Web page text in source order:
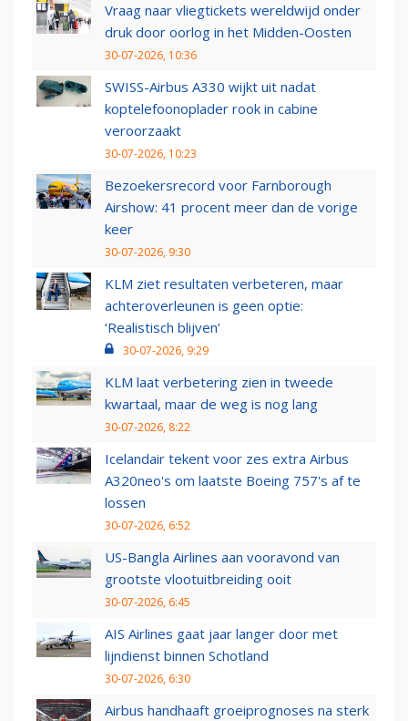
Vraag naar vliegtickets wereldwijd onder
druk door oorlog in het Midden-Oosten
30-07-2026, 10:36
SWISS-Airbus A330 wijkt uit nadat
koptelefoonoplader rook in cabine
veroorzaakt
30-07-2026, 10:23
Bezoekersrecord voor Farnborough
Airshow: 41 procent meer dan de vorige
keer
30-07-2026, 9:30
KLM ziet resultaten verbeteren, maar
achteroverleunen is geen optie:
‘Realistisch blijven’
30-07-2026, 9:29
KLM laat verbetering zien in tweede
kwartaal, maar de weg is nog lang
30-07-2026, 8:22
Icelandair tekent voor zes extra Airbus
A320neo's om laatste Boeing 757's af te
lossen
30-07-2026, 6:52
US-Bangla Airlines aan vooravond van
grootste vlootuitbreiding ooit
30-07-2026, 6:45
AIS Airlines gaat jaar langer door met
lijndienst binnen Schotland
30-07-2026, 6:30
Airbus handhaaft groeiprognoses na sterk